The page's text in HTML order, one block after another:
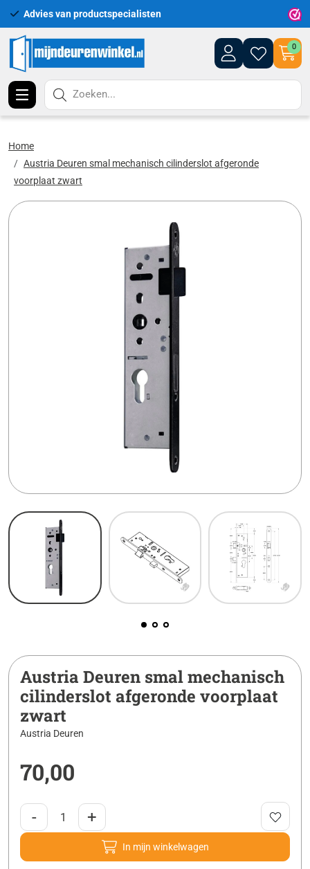
Advies van productspecialisten
0
Zoeken...
Home
Austria Deuren smal mechanisch cilinderslot afgeronde
voorplaat zwart
Austria Deuren smal mechanisch
cilinderslot afgeronde voorplaat
zwart
Austria Deuren
70,00
- +
In mijn winkelwagen